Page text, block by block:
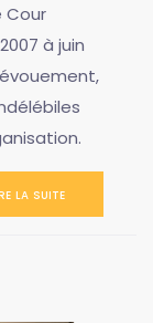
Cour
à juin
la suite